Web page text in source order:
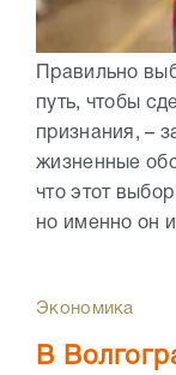
Правильно
путь, чтобы
признания, –
жизненные
что этот
но именно он
Экономика
В